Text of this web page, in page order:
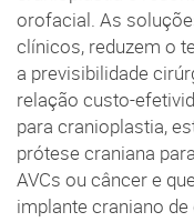
orofacial. As
clínicos, reduzem o
a previsibilidade
relação custo-
para cranioplastia,
prótese craniana
AVCs ou câncer e
implante craniano